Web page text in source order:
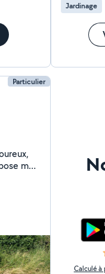
Jardinage
Particulier
le
.
Calculé à